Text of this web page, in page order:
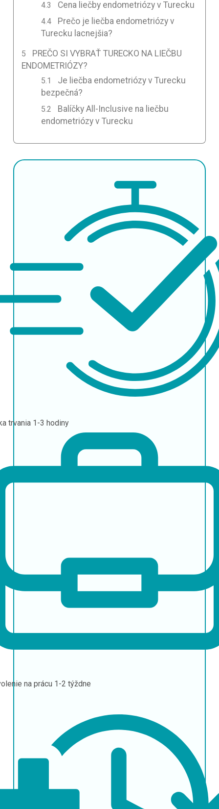
Cena liečby endometriózy v Turecku
Prečo je liečba endometriózy v
Turecku lacnejšia?
PREČO SI VYBRAŤ TURECKO NA LIEČBU
ENDOMETRIÓZY?
Je liečba endometriózy v Turecku
bezpečná?
Balíčky All-Inclusive na liečbu
endometriózy v Turecku
trvania 1-3 hodiny
na prácu 1-2 týždne